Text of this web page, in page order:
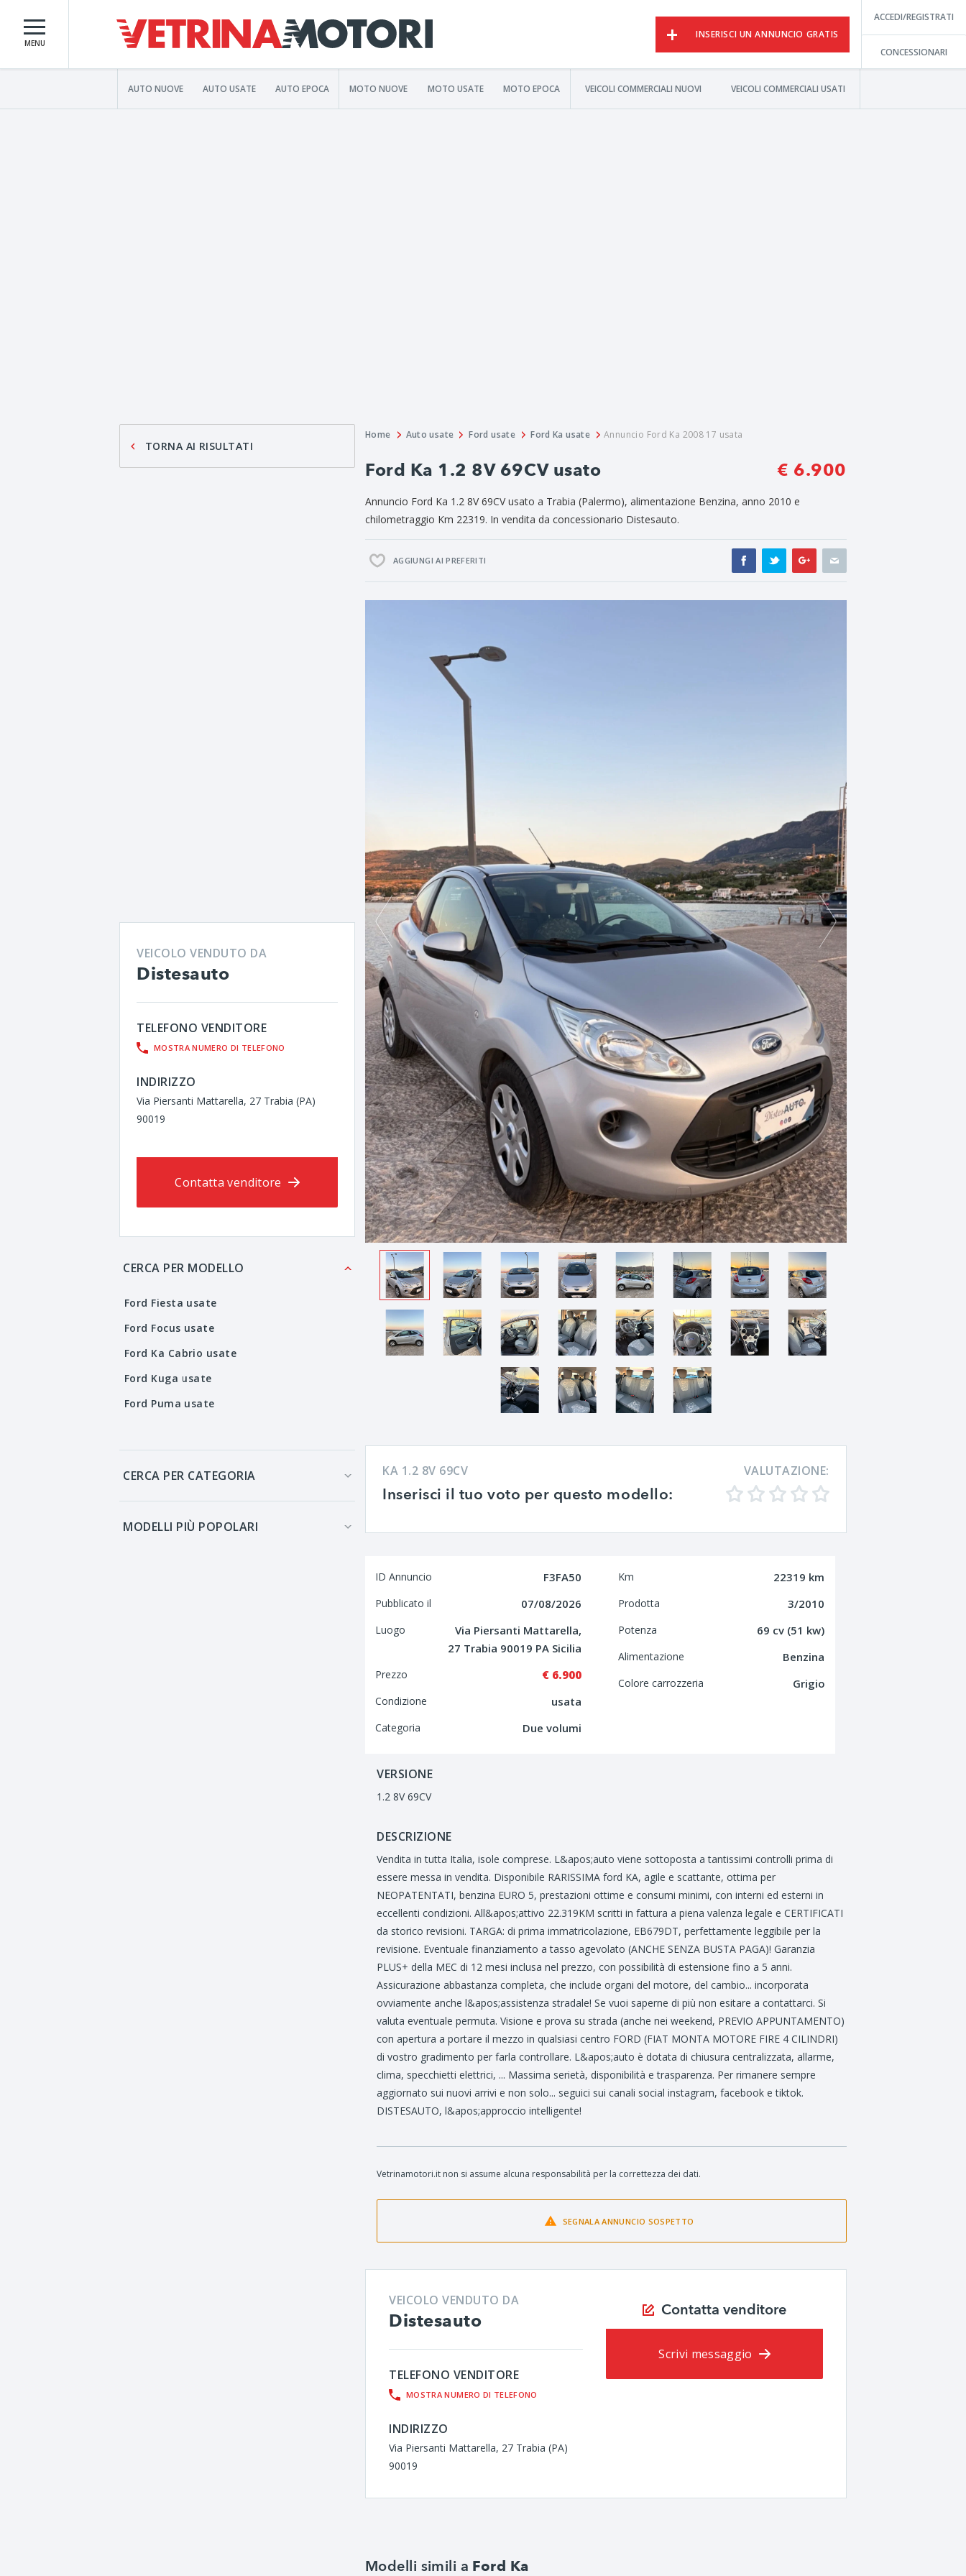
MENU
INSERISCI UN ANNUNCIO GRATIS
ACCEDI/REGISTRATI
CONCESSIONARI
AUTO NUOVE AUTO USATE AUTO EPOCA MOTO NUOVE MOTO USATE MOTO EPOCA VEICOLI COMMERCIALI NUOVI VEICOLI COMMERCIALI USATI
Home Auto usate Ford usate Ford Ka usate Annuncio Ford Ka 2008 17 usata
Ford Ka 1.2 8V 69CV usato € 6.900
Annuncio Ford Ka 1.2 8V 69CV usato a Trabia (Palermo), alimentazione Benzina, anno 2010 e
chilometraggio Km 22319. In vendita da concessionario Distesauto.
AGGIUNGI AI PREFERITI
KA 1.2 8V 69CV VALUTAZIONE:
Inserisci il tuo voto per questo modello:
ID Annuncio F3FA50
Pubblicato il 07/08/2026
Luogo
Via Piersanti Mattarella,
27 Trabia 90019 PA Sicilia
Prezzo € 6.900
Condizione usata
Categoria Due volumi
Km 22319 km
Prodotta 3/2010
Potenza 69 cv (51 kw)
Alimentazione Benzina
Colore carrozzeria Grigio
VERSIONE
1.2 8V 69CV
DESCRIZIONE
Vendita in tutta Italia, isole comprese. L&apos;auto viene sottoposta a tantissimi controlli prima di
essere messa in vendita. Disponibile RARISSIMA ford KA, agile e scattante, ottima per
NEOPATENTATI, benzina EURO 5, prestazioni ottime e consumi minimi, con interni ed esterni in
eccellenti condizioni. All&apos;attivo 22.319KM scritti in fattura a piena valenza legale e CERTIFICATI
da storico revisioni. TARGA: di prima immatricolazione, EB679DT, perfettamente leggibile per la
revisione. Eventuale finanziamento a tasso agevolato (ANCHE SENZA BUSTA PAGA)! Garanzia
PLUS+ della MEC di 12 mesi inclusa nel prezzo, con possibilità di estensione fino a 5 anni.
Assicurazione abbastanza completa, che include organi del motore, del cambio... incorporata
ovviamente anche l&apos;assistenza stradale! Se vuoi saperne di più non esitare a contattarci. Si
valuta eventuale permuta. Visione e prova su strada (anche nei weekend, PREVIO APPUNTAMENTO)
con apertura a portare il mezzo in qualsiasi centro FORD (FIAT MONTA MOTORE FIRE 4 CILINDRI)
di vostro gradimento per farla controllare. L&apos;auto è dotata di chiusura centralizzata, allarme,
clima, specchietti elettrici, ... Massima serietà, disponibilità e trasparenza. Per rimanere sempre
aggiornato sui nuovi arrivi e non solo... seguici sui canali social instagram, facebook e tiktok.
DISTESAUTO, l&apos;approccio intelligente!
Vetrinamotori.it non si assume alcuna responsabilità per la correttezza dei dati.
SEGNALA ANNUNCIO SOSPETTO
VEICOLO VENDUTO DA
Distesauto
TELEFONO VENDITORE
MOSTRA NUMERO DI TELEFONO
INDIRIZZO
Via Piersanti Mattarella, 27 Trabia (PA)
90019
Contatta venditore
Scrivi messaggio
Modelli simili a Ford Ka
TORNA AI RISULTATI
VEICOLO VENDUTO DA
Distesauto
TELEFONO VENDITORE
MOSTRA NUMERO DI TELEFONO
INDIRIZZO
Via Piersanti Mattarella, 27 Trabia (PA)
90019
Contatta venditore
CERCA PER MODELLO
Ford Fiesta usate
Ford Focus usate
Ford Ka Cabrio usate
Ford Kuga usate
Ford Puma usate
CERCA PER CATEGORIA
MODELLI PIÙ POPOLARI